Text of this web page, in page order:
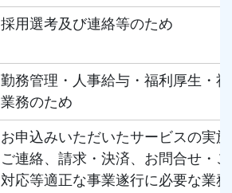
採用選考及び連絡等のため
勤務管理・人事給与・福利厚生・
業務のため
お申込みいただいたサービスの実
ご連絡、請求・決済、お問合せ・
対応等適正な事業遂行に必要な業